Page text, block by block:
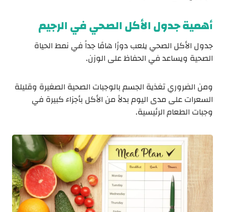
أهمية جدول الأكل الصحي في الرجيم
جدول الأكل الصحي يلعب دورًا هامًا جداً في نمط الحياة
الصحية ويساعد في الحفاظ على الوزن.
ومن الضروري تغذية الجسم بالوجبات الصحية الصغيرة وقليلة
السعرات على مدى اليوم بدلاً من الأكل بأجزاء كبيرة في
وجبات الطعام الرئيسية.